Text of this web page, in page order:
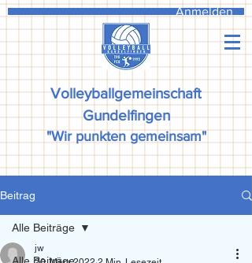
Anmelden
Volleyballgemeinschaft
Gundelfingen
"Wir punkten gemeinsam"
Beitrag
Alle Beiträge
jw